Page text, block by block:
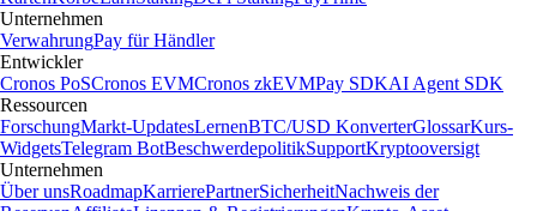
Unternehmen
VerwahrungPay für Händler
Entwickler
Cronos PoSCronos EVMCronos zkEVMPay SDKAI Agent SDK
Ressourcen
ForschungMarkt-UpdatesLernenBTC/USD KonverterGlossarKurs-
WidgetsTelegram BotBeschwerdepolitikSupportKryptooversigt
Unternehmen
Über unsRoadmapKarrierePartnerSicherheitNachweis der